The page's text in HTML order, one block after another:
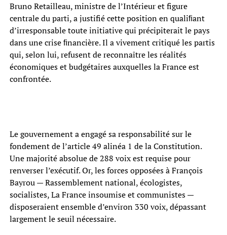
Bruno Retailleau, ministre de l’Intérieur et figure
centrale du parti, a justifié cette position en qualiﬁant
d’irresponsable toute initiative qui précipiterait le pays
dans une crise ﬁnancière. Il a vivement critiqué les partis
qui, selon lui, refusent de reconnaître les réalités
économiques et budgétaires auxquelles la France est
confrontée.
Le gouvernement a engagé sa responsabilité sur le
fondement de l’article 49 alinéa 1 de la Constitution.
Une majorité absolue de 288 voix est requise pour
renverser l’exécutif. Or, les forces opposées à François
Bayrou — Rassemblement national, écologistes,
socialistes, La France insoumise et communistes —
disposeraient ensemble d’environ 330 voix, dépassant
largement le seuil nécessaire.